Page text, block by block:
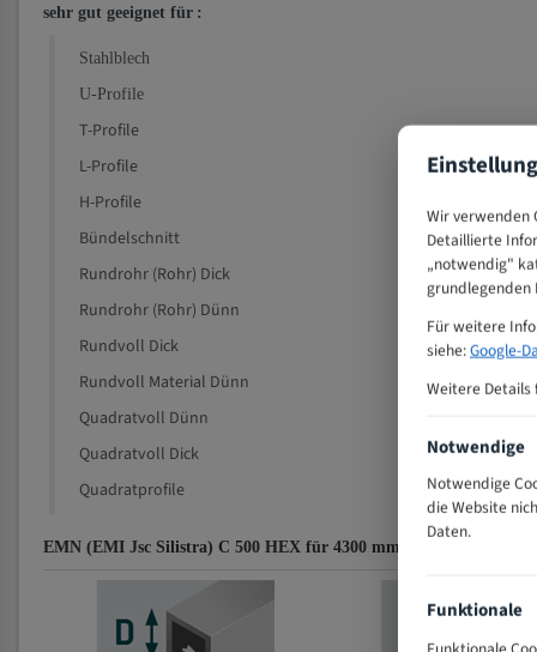
sehr gut geeignet für :
Stahlblech
U-Profile
T-Profile
L-Profile
H-Profile
Bündelschnitt
Rundrohr (Rohr) Dick
Rundrohr (Rohr) Dünn
Rundvoll Dick
Rundvoll Material Dünn
Quadratvoll Dünn
Quadratvoll Dick
Quadratprofile
EMN (EMI Jsc Silistra) C 500 HEX für 4300 mm Bi-Metall
Wir verwenden
Detaillierte
„notwendig"
grundlegenden
Für weitere
siehe:Google-
Weitere Details
Notwendige
Notwendige
die Website
Daten.
Funktionale